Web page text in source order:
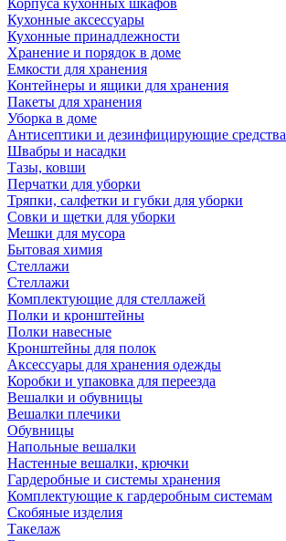
Корпуса кухонных шкафов
Кухонные аксессуары
Кухонные принадлежности
Хранение и порядок в доме
Емкости для хранения
Контейнеры и ящики для хранения
Пакеты для хранения
Уборка в доме
Антисептики и дезинфицирующие средства
Швабры и насадки
Тазы, ковши
Перчатки для уборки
Тряпки, салфетки и губки для уборки
Совки и щетки для уборки
Мешки для мусора
Бытовая химия
Стеллажи
Стеллажи
Комплектующие для стеллажей
Полки и кронштейны
Полки навесные
Кронштейны для полок
Аксессуары для хранения одежды
Коробки и упаковка для переезда
Вешалки и обувницы
Вешалки плечики
Обувницы
Напольные вешалки
Настенные вешалки, крючки
Гардеробные и системы хранения
Комплектующие к гардеробным системам
Скобяные изделия
Такелаж